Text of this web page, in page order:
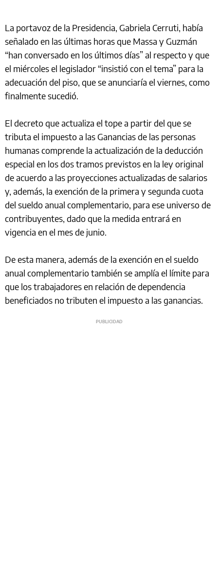
La portavoz de la Presidencia, Gabriela Cerruti, había
señalado en las últimas horas que Massa y Guzmán
“han conversado en los últimos días” al respecto y que
el miércoles el legislador “insistió con el tema” para la
adecuación del piso, que se anunciaría el viernes, como
finalmente sucedió.
El decreto que actualiza el tope a partir del que se
tributa el impuesto a las Ganancias de las personas
humanas comprende la actualización de la deducción
especial en los dos tramos previstos en la ley original
de acuerdo a las proyecciones actualizadas de salarios
y, además, la exención de la primera y segunda cuota
del sueldo anual complementario, para ese universo de
contribuyentes, dado que la medida entrará en
vigencia en el mes de junio.
De esta manera, además de la exención en el sueldo
anual complementario también se amplía el límite para
que los trabajadores en relación de dependencia
beneficiados no tributen el impuesto a las ganancias.